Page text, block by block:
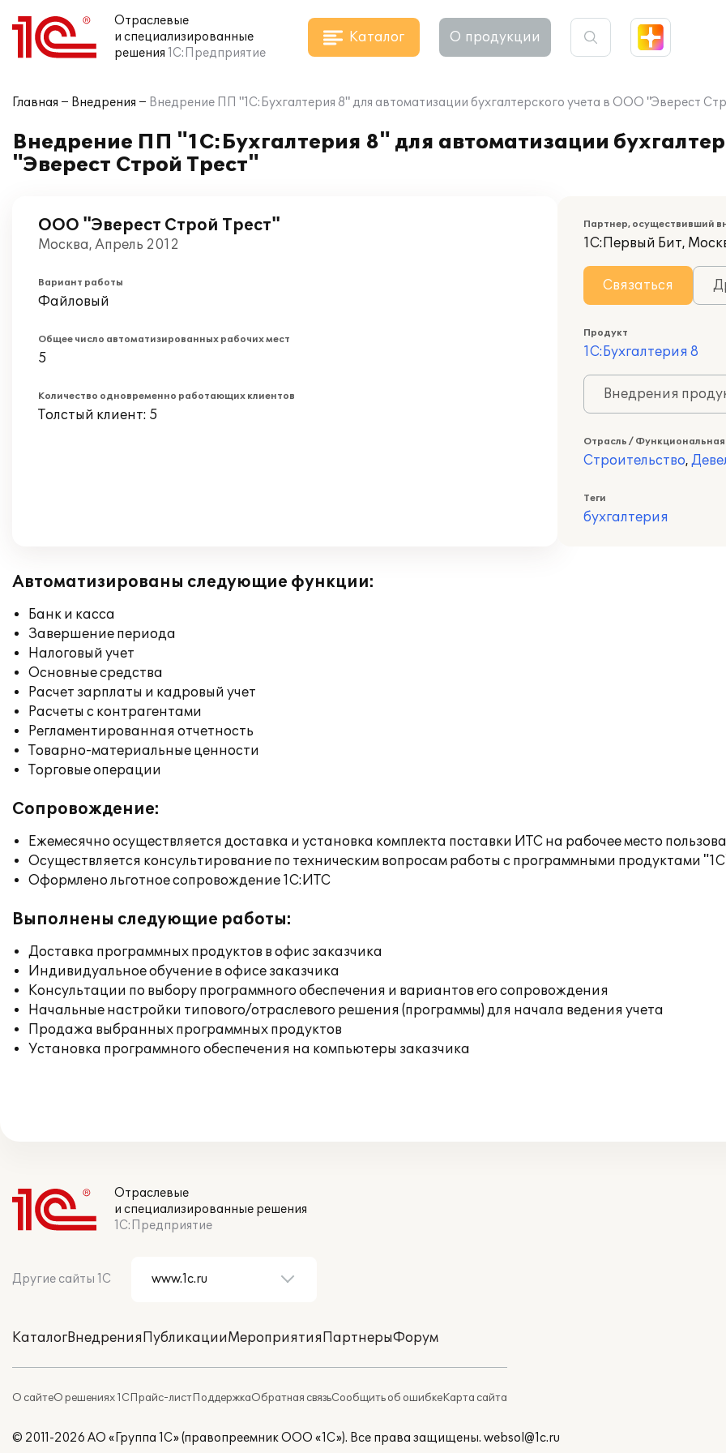
Отраслевые
и специализированные
решения 1С:Предприятие
Каталог О продукции
Главная Внедрения Внедрение ПП "1С:Бухгалтерия 8" для автоматизации бухгалтерского учета в ООО "Эверест
Внедрение ПП "1С:Бухгалтерия 8" для автоматизации
"Эверест Строй Трест"
ООО "Эверест Строй Трест"
Москва, Апрель 2012
Вариант работы
Файловый
Общее число автоматизированных рабочих мест
5
Количество одновременно работающих клиентов
Толстый клиент: 5
Партнер, осуществивший
1С:Первый Бит,
Связаться
Продукт
1С:Бухгалтерия 8
Внедрения
Отрасль / Функциональная
Строительство,
Теги
бухгалтерия
Автоматизированы следующие функции:
Банк и касса
Завершение периода
Налоговый учет
Основные средства
Расчет зарплаты и кадровый учет
Расчеты с контрагентами
Регламентированная отчетность
Товарно-материальные ценности
Торговые операции
Сопровождение:
Ежемесячно осуществляется доставка и установка комплекта поставки ИТС на рабочее место
Осуществляется консультирование по техническим вопросам работы с программными продуктами
Оформлено льготное сопровождение 1С:ИТС
Выполнены следующие работы:
Доставка программных продуктов в офис заказчика
Индивидуальное обучение в офисе заказчика
Консультации по выбору программного обеспечения и вариантов его сопровождения
Начальные настройки типового/отраслевого решения (программы) для начала ведения учета
Продажа выбранных программных продуктов
Установка программного обеспечения на компьютеры заказчика
Отраслевые
и специализированные решения
1С:Предприятие
Другие сайты 1С
КаталогВнедренияПубликацииМероприятияПартнерыФорум
О сайтеО решениях 1СПрайс-листПоддержкаОбратная связьСообщить об ошибкеКарта сайта
© 2011-2026 АО «Группа 1С» (правопреемник ООО «1С»). Все права защищены. websol@1c.ru